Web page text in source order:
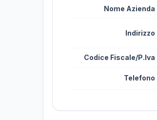
Nome Azienda
Indirizzo
Codice Fiscale/P.Iva
Telefono